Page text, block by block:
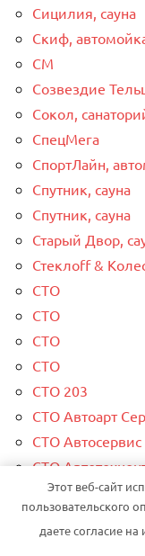
Сицилия, сауна
Скиф,
СМ
Созвездие
Сокол,
СпецМега
СпортЛайн,
Спутник, сауна
Спутник, сауна
Старый Двор,
Стеклоff &
СТО
СТО
СТО
СТО
СТО 203
СТО Автоарт
СТО Автосервис
СТО
СТО Космос
Сто лошадок,
Сто-
Этот веб-сайт
пользовательского
даете согласие